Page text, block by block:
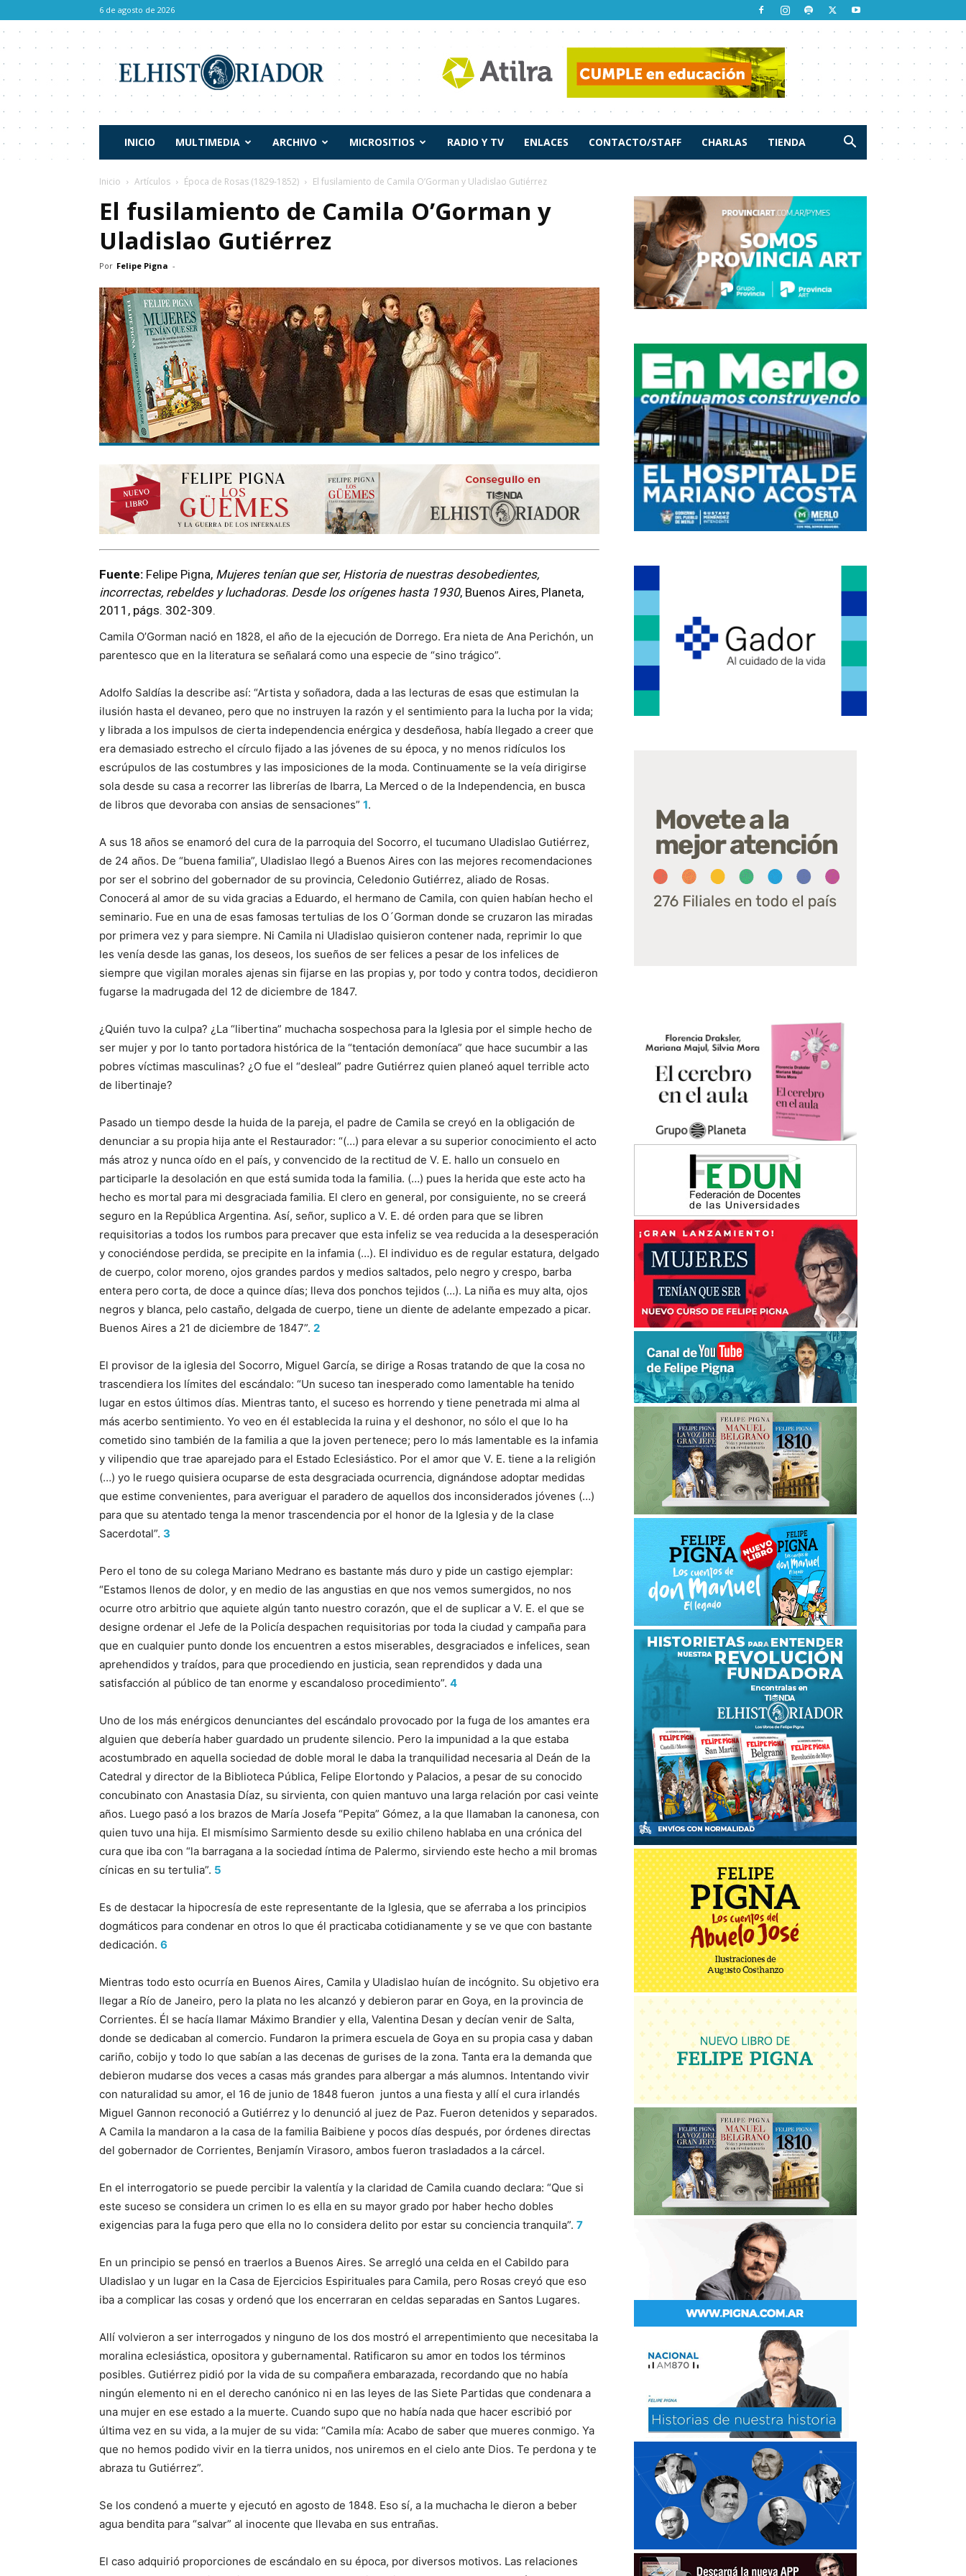
6 de agosto de 2026
Historiador
INICIO MULTIMEDIA ARCHIVO MICROSITIOS RADIO Y TV ENLACES CONTACTO/STAFF CHARLAS TIENDA
Inicio Artículos Época de Rosas (1829-1852) El fusilamiento de Camila O’Gorman y Uladislao Gutiérrez
El fusilamiento de Camila O’Gorman y
Uladislao Gutiérrez
Por Felipe Pigna -
Fuente: Felipe Pigna, Mujeres tenían que ser, Historia de nuestras desobedientes,
incorrectas, rebeldes y luchadoras. Desde los orígenes hasta 1930, Buenos Aires, Planeta,
2011, págs. 302-309.
Camila O’Gorman nació en 1828, el año de la ejecución de Dorrego. Era nieta de Ana Perichón, un
parentesco que en la literatura se señalará como una especie de “sino trágico”.
Adolfo Saldías la describe así: “Artista y soñadora, dada a las lecturas de esas que estimulan la
ilusión hasta el devaneo, pero que no instruyen la razón y el sentimiento para la lucha por la vida;
y librada a los impulsos de cierta independencia enérgica y desdeñosa, había llegado a creer que
era demasiado estrecho el círculo fijado a las jóvenes de su época, y no menos ridículos los
escrúpulos de las costumbres y las imposiciones de la moda. Continuamente se la veía dirigirse
sola desde su casa a recorrer las librerías de Ibarra, La Merced o de la Independencia, en busca
de libros que devoraba con ansias de sensaciones” 1.
A sus 18 años se enamoró del cura de la parroquia del Socorro, el tucumano Uladislao Gutiérrez,
de 24 años. De “buena familia”, Uladislao llegó a Buenos Aires con las mejores recomendaciones
por ser el sobrino del gobernador de su provincia, Celedonio Gutiérrez, aliado de Rosas.
Conocerá al amor de su vida gracias a Eduardo, el hermano de Camila, con quien habían hecho el
seminario. Fue en una de esas famosas tertulias de los O´Gorman donde se cruzaron las miradas
por primera vez y para siempre. Ni Camila ni Uladislao quisieron contener nada, reprimir lo que
les venía desde las ganas, los deseos, los sueños de ser felices a pesar de los infelices de
siempre que vigilan morales ajenas sin fijarse en las propias y, por todo y contra todos, decidieron
fugarse la madrugada del 12 de diciembre de 1847.
¿Quién tuvo la culpa? ¿La “libertina” muchacha sospechosa para la Iglesia por el simple hecho de
ser mujer y por lo tanto portadora histórica de la “tentación demoníaca” que hace sucumbir a las
pobres víctimas masculinas? ¿O fue el “desleal” padre Gutiérrez quien planeó aquel terrible acto
de libertinaje?
Pasado un tiempo desde la huida de la pareja, el padre de Camila se creyó en la obligación de
denunciar a su propia hija ante el Restaurador: “(…) para elevar a su superior conocimiento el acto
más atroz y nunca oído en el país, y convencido de la rectitud de V. E. hallo un consuelo en
participarle la desolación en que está sumida toda la familia. (…) pues la herida que este acto ha
hecho es mortal para mi desgraciada familia. El clero en general, por consiguiente, no se creerá
seguro en la República Argentina. Así, señor, suplico a V. E. dé orden para que se libren
requisitorias a todos los rumbos para precaver que esta infeliz se vea reducida a la desesperación
y conociéndose perdida, se precipite en la infamia (…). El individuo es de regular estatura, delgado
de cuerpo, color moreno, ojos grandes pardos y medios saltados, pelo negro y crespo, barba
entera pero corta, de doce a quince días; lleva dos ponchos tejidos (…). La niña es muy alta, ojos
negros y blanca, pelo castaño, delgada de cuerpo, tiene un diente de adelante empezado a picar.
Buenos Aires a 21 de diciembre de 1847”. 2
El provisor de la iglesia del Socorro, Miguel García, se dirige a Rosas tratando de que la cosa no
trascendiera los límites del escándalo: “Un suceso tan inesperado como lamentable ha tenido
lugar en estos últimos días. Mientras tanto, el suceso es horrendo y tiene penetrada mi alma al
más acerbo sentimiento. Yo veo en él establecida la ruina y el deshonor, no sólo el que lo ha
cometido sino también de la familia a que la joven pertenece; pero lo más lamentable es la infamia
y vilipendio que trae aparejado para el Estado Eclesiástico. Por el amor que V. E. tiene a la religión
(…) yo le ruego quisiera ocuparse de esta desgraciada ocurrencia, dignándose adoptar medidas
que estime convenientes, para averiguar el paradero de aquellos dos inconsiderados jóvenes (…)
para que su atentado tenga la menor trascendencia por el honor de la Iglesia y de la clase
Sacerdotal”. 3
Pero el tono de su colega Mariano Medrano es bastante más duro y pide un castigo ejemplar:
“Estamos llenos de dolor, y en medio de las angustias en que nos vemos sumergidos, no nos
ocurre otro arbitrio que aquiete algún tanto nuestro corazón, que el de suplicar a V. E. el que se
designe ordenar el Jefe de la Policía despachen requisitorias por toda la ciudad y campaña para
que en cualquier punto donde los encuentren a estos miserables, desgraciados e infelices, sean
aprehendidos y traídos, para que procediendo en justicia, sean reprendidos y dada una
satisfacción al público de tan enorme y escandaloso procedimiento”. 4
Uno de los más enérgicos denunciantes del escándalo provocado por la fuga de los amantes era
alguien que debería haber guardado un prudente silencio. Pero la impunidad a la que estaba
acostumbrado en aquella sociedad de doble moral le daba la tranquilidad necesaria al Deán de la
Catedral y director de la Biblioteca Pública, Felipe Elortondo y Palacios, a pesar de su conocido
concubinato con Anastasia Díaz, su sirvienta, con quien mantuvo una larga relación por casi veinte
años. Luego pasó a los brazos de María Josefa “Pepita” Gómez, a la que llamaban la canonesa, con
quien tuvo una hija. El mismísimo Sarmiento desde su exilio chileno hablaba en una crónica del
cura que iba con “la barragana a la sociedad íntima de Palermo, sirviendo este hecho a mil bromas
cínicas en su tertulia”. 5
Es de destacar la hipocresía de este representante de la Iglesia, que se aferraba a los principios
dogmáticos para condenar en otros lo que él practicaba cotidianamente y se ve que con bastante
dedicación. 6
Mientras todo esto ocurría en Buenos Aires, Camila y Uladislao huían de incógnito. Su objetivo era
llegar a Río de Janeiro, pero la plata no les alcanzó y debieron parar en Goya, en la provincia de
Corrientes. Él se hacía llamar Máximo Brandier y ella, Valentina Desan y decían venir de Salta,
donde se dedicaban al comercio. Fundaron la primera escuela de Goya en su propia casa y daban
cariño, cobijo y todo lo que sabían a las decenas de gurises de la zona. Tanta era la demanda que
debieron mudarse dos veces a casas más grandes para albergar a más alumnos. Intentando vivir
con naturalidad su amor, el 16 de junio de 1848 fueron juntos a una fiesta y allí el cura irlandés
Miguel Gannon reconoció a Gutiérrez y lo denunció al juez de Paz. Fueron detenidos y separados.
A Camila la mandaron a la casa de la familia Baibiene y pocos días después, por órdenes directas
del gobernador de Corrientes, Benjamín Virasoro, ambos fueron trasladados a la cárcel.
En el interrogatorio se puede percibir la valentía y la claridad de Camila cuando declara: “Que si
este suceso se considera un crimen lo es ella en su mayor grado por haber hecho dobles
exigencias para la fuga pero que ella no lo considera delito por estar su conciencia tranquila”. 7
En un principio se pensó en traerlos a Buenos Aires. Se arregló una celda en el Cabildo para
Uladislao y un lugar en la Casa de Ejercicios Espirituales para Camila, pero Rosas creyó que eso
iba a complicar las cosas y ordenó que los encerraran en celdas separadas en Santos Lugares.
Allí volvieron a ser interrogados y ninguno de los dos mostró el arrepentimiento que necesitaba la
moralina eclesiástica, opositora y gubernamental. Ratificaron su amor en todos los términos
posibles. Gutiérrez pidió por la vida de su compañera embarazada, recordando que no había
ningún elemento ni en el derecho canónico ni en las leyes de las Siete Partidas que condenara a
una mujer en ese estado a la muerte. Cuando supo que no había nada que hacer escribió por
última vez en su vida, a la mujer de su vida: “Camila mía: Acabo de saber que mueres conmigo. Ya
que no hemos podido vivir en la tierra unidos, nos uniremos en el cielo ante Dios. Te perdona y te
abraza tu Gutiérrez”.
Se los condenó a muerte y ejecutó en agosto de 1848. Eso sí, a la muchacha le dieron a beber
agua bendita para “salvar” al inocente que llevaba en sus entrañas.
El caso adquirió proporciones de escándalo en su época, por diversos motivos. Las relaciones